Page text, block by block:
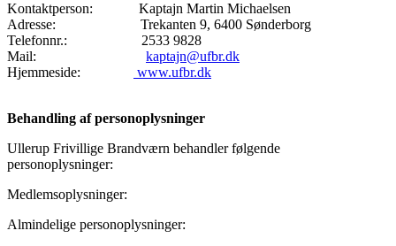
Kontaktperson: Kaptajn Martin Michaelsen
Adresse: Trekanten 9, 6400 Sønderborg
Telefonnr.: 2533 9828
Mail: kaptajn@ufbr.dk
Hjemmeside:
www.ufbr.dk
Behandling af personoplysninger
Ullerup Frivillige Brandværn behandler følgende
personoplysninger:
Medlemsoplysninger:
Almindelige personoplysninger: